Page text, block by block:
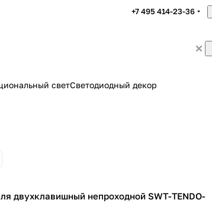
+7 495 414-23-36
светСветодиодный декор
двухклавишный непроходной SWT-TENDO-